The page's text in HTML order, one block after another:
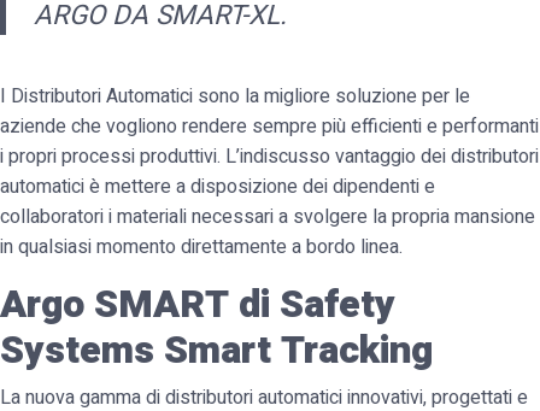
ARGO DA SMART-XL.
I Distributori Automatici sono la migliore soluzione per le
aziende che vogliono rendere sempre più efficienti e performanti
i propri processi produttivi. L’indiscusso vantaggio dei distributori
automatici è mettere a disposizione dei dipendenti e
collaboratori i materiali necessari a svolgere la propria mansione
in qualsiasi momento direttamente a bordo linea.
Argo SMART di Safety
Systems Smart Tracking
La nuova gamma di distributori automatici innovativi, progettati e